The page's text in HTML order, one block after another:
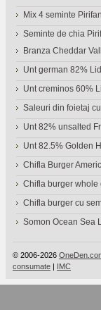
Mix 4 seminte Pirifan
Seminte de chia
Branza Cheddar
Unt german 82%
Unt creminos 60%
Saleuri din foietaj
Unt 82% unsalted
Unt 82.5% Golden
Chifla Burger
Chifla burger whole
Chifla burger cu
Somon Ocean Sea
© 2006-2026
consumate | IMC